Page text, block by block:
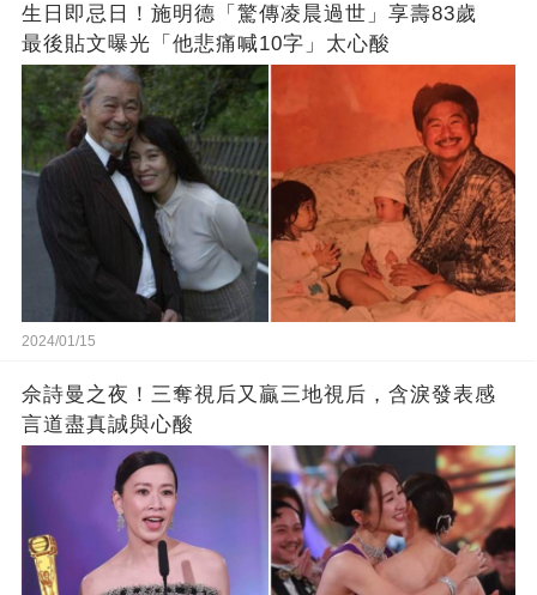
生日即忌日！施明德「驚傳凌晨過世」享壽83歲
最後貼文曝光「他悲痛喊10字」太心酸
2024/01/15
佘詩曼之夜！三奪視后又贏三地視后，含淚發表感
言道盡真誠與心酸